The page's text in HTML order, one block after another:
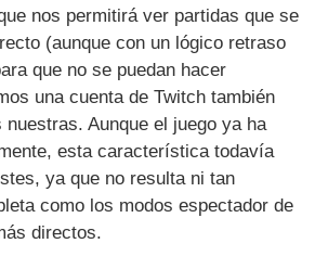
nos permitirá ver partidas que se
(aunque con un lógico retraso
que no se puedan hacer
una cuenta de Twitch también
Aunque el juego ya ha
esta característica todavía
ya que no resulta ni tan
como los modos espectador de
directos.